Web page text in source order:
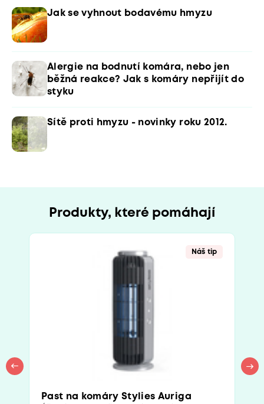
Jak se vyhnout bodavému hmyzu
Alergie na bodnutí komára, nebo jen
běžná reakce? Jak s komáry nepřijít do
styku
Sítě proti hmyzu - novinky roku 2012.
Produkty, které pomáhají
Náš tip
Past na komáry Stylies Auriga